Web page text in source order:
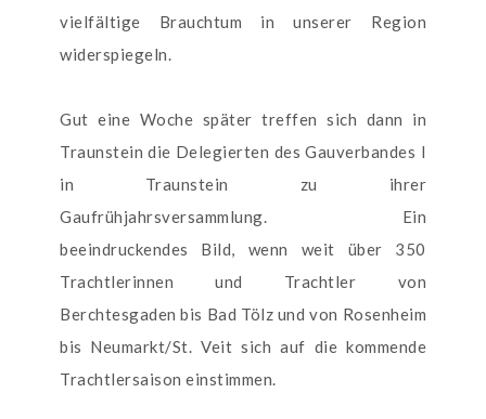
vielfältige Brauchtum in unserer Region
widerspiegeln.
Gut eine Woche später treffen sich dann in
Traunstein die Delegierten des Gauverbandes I
in Traunstein zu ihrer
Gaufrühjahrsversammlung. Ein
beeindruckendes Bild, wenn weit über 350
Trachtlerinnen und Trachtler von
Berchtesgaden bis Bad Tölz und von Rosenheim
bis Neumarkt/St. Veit sich auf die kommende
Trachtlersaison einstimmen.